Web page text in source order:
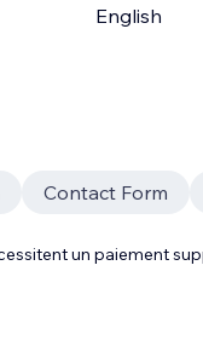
English
Contact Form
un paiement